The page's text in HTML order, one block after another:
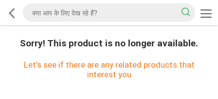
Sorry! This product is no longer available.
Let's see if there are any related products that
interest you